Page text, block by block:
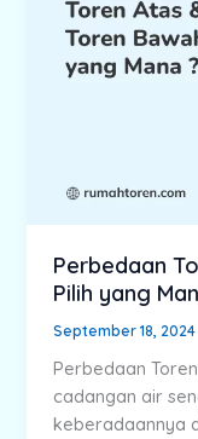
Perbedaan
Pilih yang
September 18, 2024
Perbedaan
cadangan air
keberadaannya